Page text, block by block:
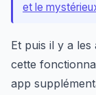
et le
Et puis il y a
cette
app